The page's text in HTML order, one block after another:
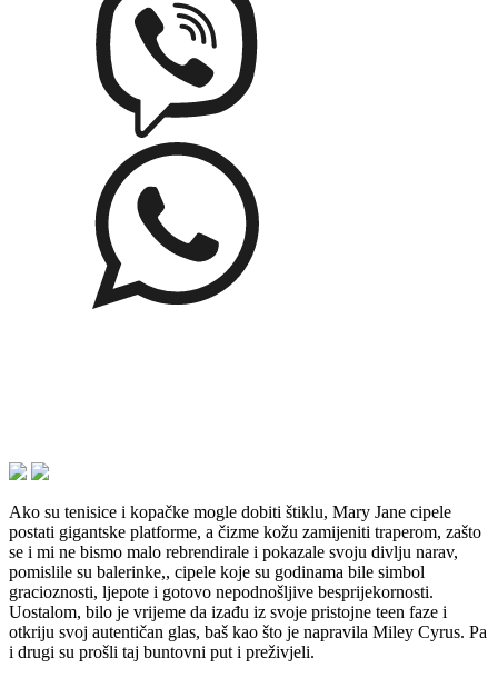
Ako su tenisice i kopačke mogle dobiti štiklu, Mary Jane cipele
postati gigantske platforme, a čizme kožu zamijeniti traperom, zašto
se i mi ne bismo malo rebrendirale i pokazale svoju divlju narav,
pomislile su balerinke,, cipele koje su godinama bile simbol
gracioznosti, ljepote i gotovo nepodnošljive besprijekornosti.
Uostalom, bilo je vrijeme da izađu iz svoje pristojne teen faze i
otkriju svoj autentičan glas, baš kao što je napravila Miley Cyrus. Pa
i drugi su prošli taj buntovni put i preživjeli.